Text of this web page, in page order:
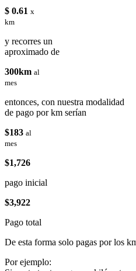
$ 0.61 x
km
y recorres un
aproximado de
300km al
mes
entonces, con nuestra modalidad
de pago por km serían
$183 al
mes
$1,726
pago inicial
$3,922
Pago total
De esta forma solo pagas por los
Por ejemplo: